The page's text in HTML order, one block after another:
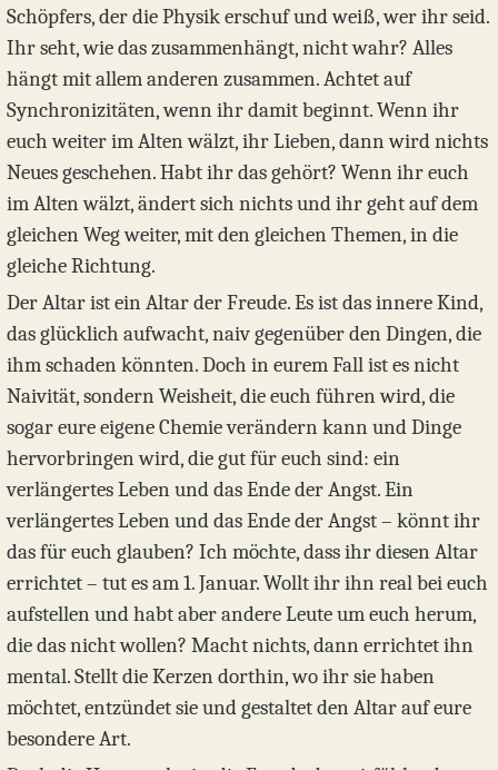
Schöpfers, der die Physik erschuf und weiß, wer ihr seid.
Ihr seht, wie das zusammenhängt, nicht wahr? Alles
hängt mit allem anderen zusammen. Achtet auf
Synchronizitäten, wenn ihr damit beginnt. Wenn ihr
euch weiter im Alten wälzt, ihr Lieben, dann wird nichts
Neues geschehen. Habt ihr das gehört? Wenn ihr euch
im Alten wälzt, ändert sich nichts und ihr geht auf dem
gleichen Weg weiter, mit den gleichen Themen, in die
gleiche Richtung.
Der Altar ist ein Altar der Freude. Es ist das innere Kind,
das glücklich aufwacht, naiv gegenüber den Dingen, die
ihm schaden könnten. Doch in eurem Fall ist es nicht
Naivität, sondern Weisheit, die euch führen wird, die
sogar eure eigene Chemie verändern kann und Dinge
hervorbringen wird, die gut für euch sind: ein
verlängertes Leben und das Ende der Angst. Ein
verlängertes Leben und das Ende der Angst – könnt ihr
das für euch glauben? Ich möchte, dass ihr diesen Altar
errichtet – tut es am 1. Januar. Wollt ihr ihn real bei euch
aufstellen und habt aber andere Leute um euch herum,
die das nicht wollen? Macht nichts, dann errichtet ihn
mental. Stellt die Kerzen dorthin, wo ihr sie haben
möchtet, entzündet sie und gestaltet den Altar auf eure
besondere Art.